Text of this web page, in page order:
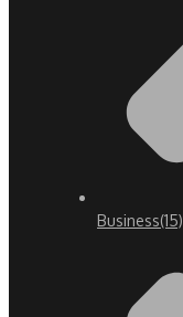
Business(15)